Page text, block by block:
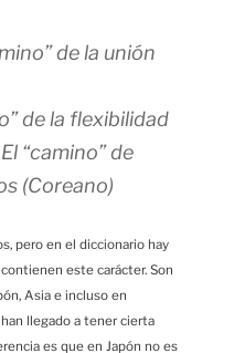
de la unión
de la flexibilidad
“camino” de
(Coreano)
pero en el diccionario hay
este carácter. Son
Asia e incluso en
llegado a tener cierta
es que en Japón no es